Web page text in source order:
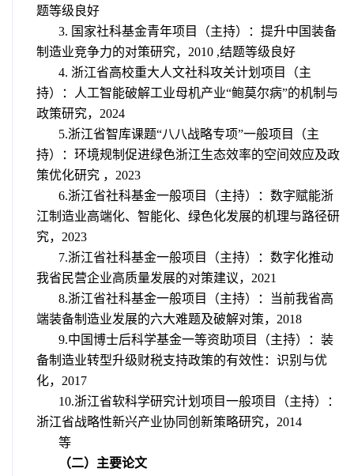
题等级良好
3. 国家社科基金青年项目（主持）：提升中国装备
制造业竞争力的对策研究， 2010 ,结题等级良好
4. 浙江省高校重大人文社科攻关计划项目（主
持）：人工智能破解工业母机产业“鲍莫尔病”的机制与
政策研究，2024
5.浙江省智库课题“八八战略专项”一般项目（主
持）：环境规制促进绿色浙江生态效率的空间效应及政
策优化研究 ，2023
6.浙江省社科基金一般项目（主持）：数字赋能浙
江制造业高端化、智能化、绿色化发展的机理与路径研
究， 2023
7.浙江省社科基金一般项目（主持）：数字化推动
我省民营企业高质量发展的对策建议， 2021
8.浙江省社科基金一般项目（主持）：当前我省高
端装备制造业发展的六大难题及破解对策， 2018
9.中国博士后科学基金一等资助项目（主持）：装
备制造业转型升级财税支持政策的有效性：识别与优
化， 2017
10.浙江省软科学研究计划项目一般项目（主持）：
浙江省战略性新兴产业协同创新策略研究， 2014
等
（二）主要论文